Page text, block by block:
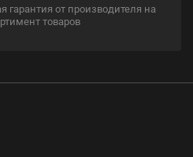
от производителя на
товаров